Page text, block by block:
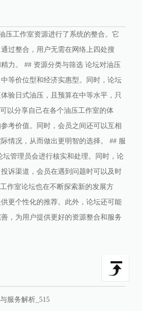
压工作室资源进行了系统的整合。它
过整合，用户无需在网络上四处搜
力。 ## 资源分类与筛选 论坛对油压
等价位型和经济实惠型。同时，论坛
验日式油压，且预算在中等水平，只
以分享自己在各个油压工作室的体
考价值。同时，会员之间还可以互相
情况，从而做出更明智的选择。 ## 服
管理员会进行核实和处理。同时，论
诉渠道，会员在遇到问题时可以及时
作室论坛也在不断探索新的发展方
更个性化的推荐。此外，论坛还可能
，为用户提供更好的资源整合和服务
服务解析_515